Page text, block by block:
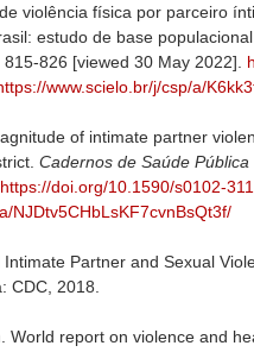
violência física por parceiro
estudo de base
826 [viewed 30 May 2022].
www.scielo.br/j/csp/a/
of intimate partner
Cadernos de Saúde Pública
https://doi.org/10.1590/s0102-
NJDtv5CHbLsKF7cvnBsQt3f/
Partner and Sexual
CDC, 2018.
World report on violence and